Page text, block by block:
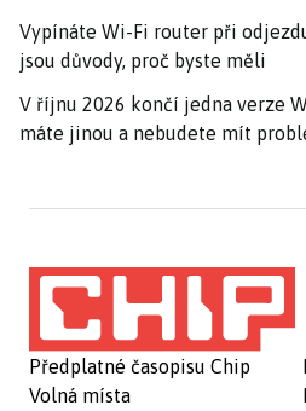
Vypínáte Wi-Fi router při
jsou důvody, proč byste měli
V říjnu 2026 končí jedna verze
máte jinou a nebudete mít
Předplatné časopisu Chip
Volná místa